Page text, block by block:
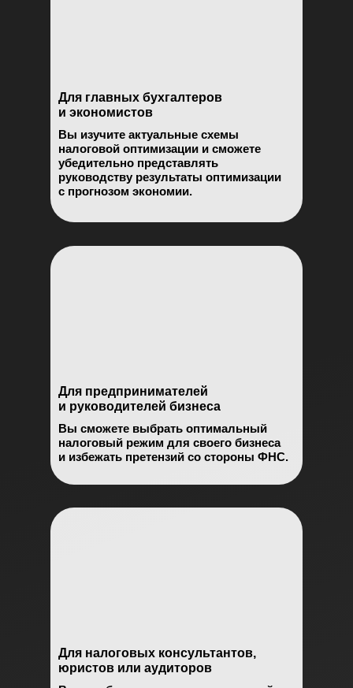
Для налоговых консультантов,
юристов или аудиторов
Для главных бухгалтеров
и экономистов
Вы изучите актуальные схемы
налоговой оптимизации и сможете
убедительно представлять
руководству результаты оптимизации
с прогнозом экономии.
Для предпринимателей
и руководителей бизнеса
Вы сможете выбрать оптимальный
налоговый режим для своего бизнеса
и избежать претензий со стороны ФНС.